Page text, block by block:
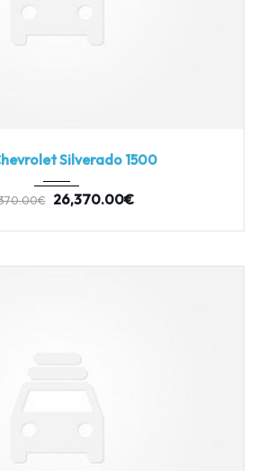
Silverado 1500
€ 26,370.00€